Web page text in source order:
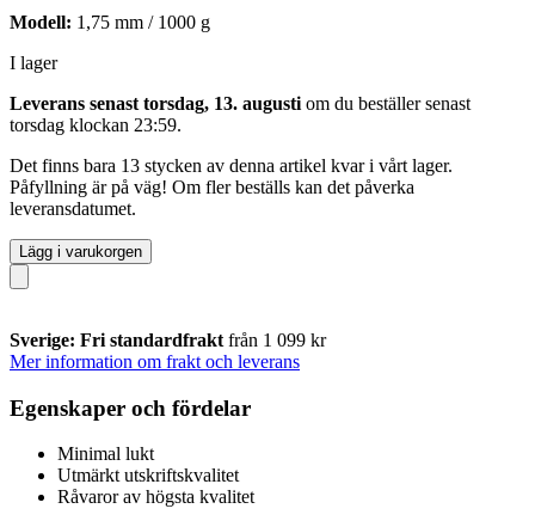
Modell: 1,75 mm / 1000 g
I lager
Leverans senast torsdag, 13. augusti om du beställer senast
torsdag klockan 23:59.
Det finns bara 13 stycken av denna artikel kvar i vårt lager.
Påfyllning är på väg! Om fler beställs kan det påverka
leveransdatumet.
Lägg i varukorgen
Sverige: Fri standardfrakt från 1 099 kr
Mer information om frakt och leverans
Egenskaper och fördelar
Minimal lukt
Utmärkt utskriftskvalitet
Råvaror av högsta kvalitet